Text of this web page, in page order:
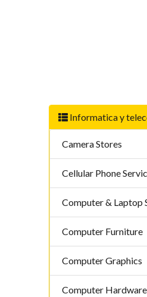
Informatica y
Camera Stores
Cellular Phone
Computer & Laptop
Computer Furniture
Computer Graphics
Computer